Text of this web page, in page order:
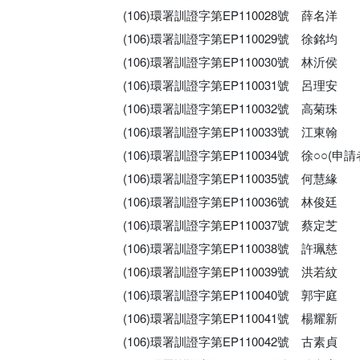
(106)環署訓證字第EP110028號 薛名洋
(106)環署訓證字第EP110029號 徐銘均
(106)環署訓證字第EP110030號 林沂侯
(106)環署訓證字第EP110031號 呂理安
(106)環署訓證字第EP110032號 高菊珠
(106)環署訓證字第EP110033號 江東翰
(106)環署訓證字第EP110034號 徐○○(申請
(106)環署訓證字第EP110035號 何慧緣
(106)環署訓證字第EP110036號 林俊廷
(106)環署訓證字第EP110037號 蔡定芝
(106)環署訓證字第EP110038號 許珮慈
(106)環署訓證字第EP110039號 洪若紋
(106)環署訓證字第EP110040號 郭宇庭
(106)環署訓證字第EP110041號 楊耀新
(106)環署訓證字第EP110042號 古素貞